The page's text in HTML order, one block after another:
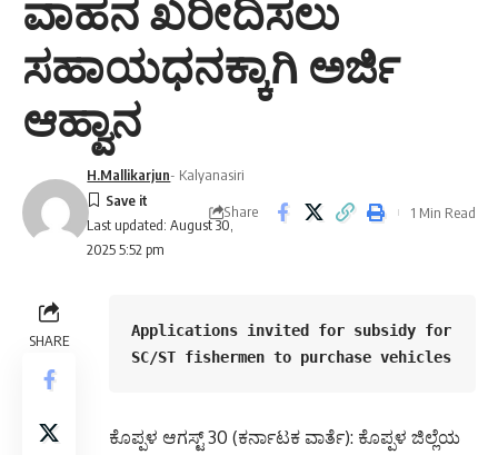
ವಾಹನ ಖರೀದಿಸಲು
ಸಹಾಯಧನಕ್ಕಾಗಿ ಅರ್ಜಿ
ಆಹ್ವಾನ
Last updated: August 30,
2025 5:52 pm
H.Mallikarjun- Kalyanasiri
Share 1 Min Read
SHARE
Applications invited for subsidy for
SC/ST fishermen to purchase vehicles
ಕೊಪ್ಪಳ ಆಗಸ್ಟ್ 30 (ಕರ್ನಾಟಕ ವಾರ್ತೆ): ಕೊಪ್ಪಳ ಜಿಲ್ಲೆಯ